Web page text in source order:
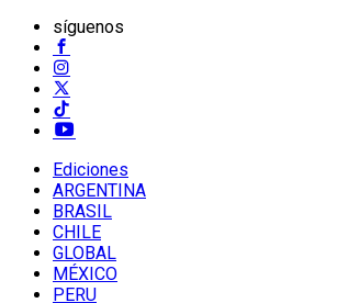
síguenos
Ediciones
ARGENTINA
BRASIL
CHILE
GLOBAL
MÉXICO
PERU